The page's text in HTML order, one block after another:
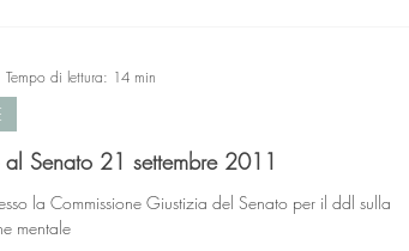
Senato 21 settembre 2011
la Commissione Giustizia del Senato per il ddl sulla
mentale
Tempo di lettura: 14 min